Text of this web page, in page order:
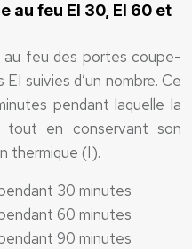
au feu EI 30, EI 60 et
au feu des portes coupe-
suivies d’un nombre. Ce
pendant laquelle la
en conservant son
thermique (I).
30 minutes
60 minutes
90 minutes